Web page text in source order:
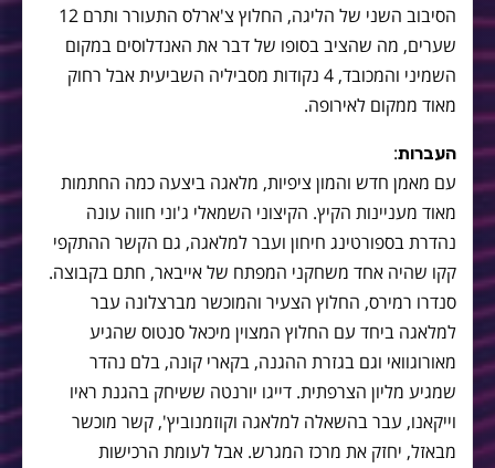
הסיבוב השני של הליגה, החלוץ צ'ארלס התעורר ותרם 12
שערים, מה שהציב בסופו של דבר את האנדלוסים במקום
השמיני והמכובד, 4 נקודות מסביליה השביעית אבל רחוק
מאוד ממקום לאירופה.
העברות:
עם מאמן חדש והמון ציפיות, מלאגה ביצעה כמה החתמות
מאוד מעניינות הקיץ. הקיצוני השמאלי ג'וני חווה עונה
נהדרת בספורטינג חיחון ועבר למלאגה, גם הקשר ההתקפי
קקו שהיה אחד משחקני המפתח של אייבאר, חתם בקבוצה.
סנדרו רמירס, החלוץ הצעיר והמוכשר מברצלונה עבר
למלאגה ביחד עם החלוץ המצוין מיכאל סנטוס שהגיע
מאורוגוואי וגם בגזרת ההגנה, בקארי קונה, בלם נהדר
שמגיע מליון הצרפתית. דייגו יורנטה ששיחק בהגנת ראיו
וייקאנו, עבר בהשאלה למלאגה וקוזמנוביץ', קשר מוכשר
מבאזל, יחזק את מרכז המגרש. אבל לעומת הרכישות